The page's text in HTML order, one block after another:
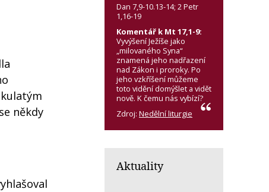
někdy
Dan 7,9-10.13-14; 2 Petr
1,16-19
Komentář k Mt 17,1-9:
Vyvýšení Ježíše jako
„milovaného Syna“
znamená jeho nadřazení
nad Zákon i proroky. Po
jeho vzkříšení můžeme
toto vidění domýšlet a vidět
nově. K čemu nás vybízí?
Zdroj: Nedělní liturgie
Aktuality